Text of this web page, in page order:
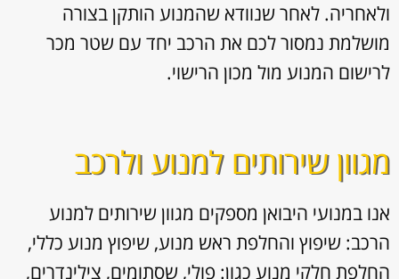
ולאחריה. לאחר שנוודא שהמנוע הותקן בצורה
מושלמת נמסור לכם את הרכב יחד עם שטר מכר
לרישום המנוע מול מכון הרישוי.
מגוון שירותים למנוע ולרכב
אנו במנועי היבואן מספקים מגוון שירותים למנוע
הרכב: שיפוץ והחלפת ראש מנוע, שיפוץ מנוע כללי,
החלפת חלקי מנוע כגון: פולי, שסתומים, צילינדרים,